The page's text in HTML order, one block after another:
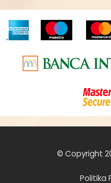
© Copyright
Politika